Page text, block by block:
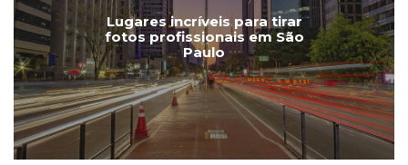
Lugares incríveis para tirar
fotos profissionais em São
Paulo